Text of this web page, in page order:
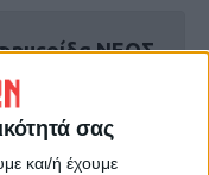
σας
και/ή έχουμε
ΝΕΟΣ
της
της Θεσσαλίας